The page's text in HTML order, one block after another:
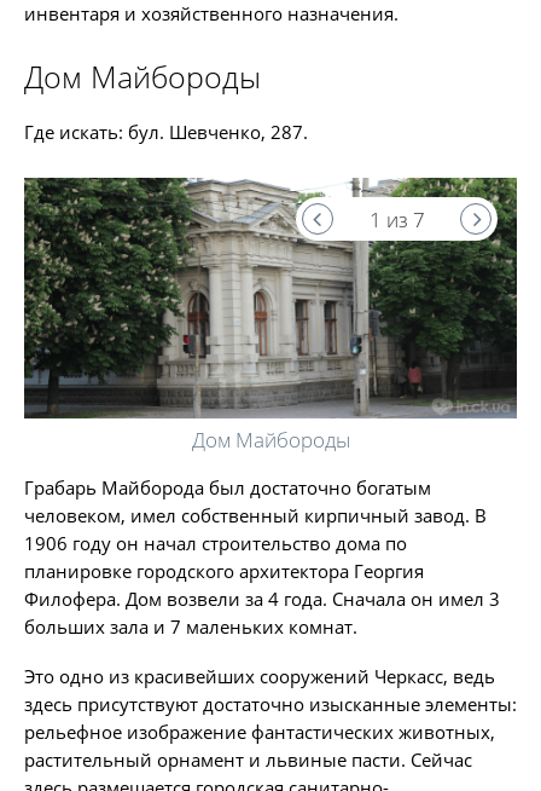
инвентаря и хозяйственного назначения.
Дом Майбороды
Где искать: бул. Шевченко, 287.
Дом Майбороды
1 из 7
Грабарь Майборода был достаточно богатым
человеком, имел собственный кирпичный завод. В
1906 году он начал строительство дома по
планировке городского архитектора Георгия
Филофера. Дом возвели за 4 года. Сначала он имел 3
больших зала и 7 маленьких комнат.
Это одно из красивейших сооружений Черкасс, ведь
здесь присутствуют достаточно изысканные элементы:
рельефное изображение фантастических животных,
растительный орнамент и львиные пасти. Сейчас